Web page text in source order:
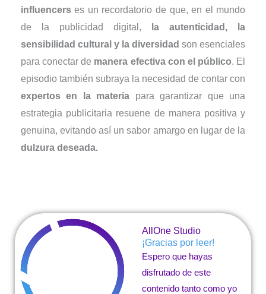
influencerses un recordatorio de que, en el mundo
de la publicidad digital,
la autenticidad, la
sensibilidad cultural y la diversidad son esenciales
para conectar de manera efectiva con el público. El
episodio también subraya la necesidad de contar con
expertos en la materia para garantizar que una
estrategia publicitaria resuene de manera positiva y
genuina, evitando así un sabor amargo en lugar de la
dulzura deseada.
AllOne Studio
¡Gracias por leer!
Espero que hayas
disfrutado de este
contenido tanto como yo